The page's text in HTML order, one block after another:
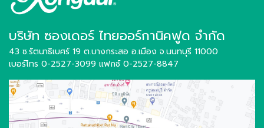
บริษัท ซองเดอร์ ไทยออร์กานิคฟูด จำกัด
43 ซ.รัตนาธิเบศร์ 19 ต.บางกระสอ อ.เมือง จ.นนทบุรี 11000
เบอร์โทร 0-2527-3099 แฟกซ์ 0-2527-8847